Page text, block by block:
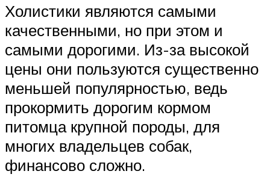
Холистики являются самыми
качественными, но при этом и
самыми дорогими. Из-за высокой
цены они пользуются существенно
меньшей популярностью, ведь
прокормить дорогим кормом
питомца крупной породы, для
многих владельцев собак,
финансово сложно.